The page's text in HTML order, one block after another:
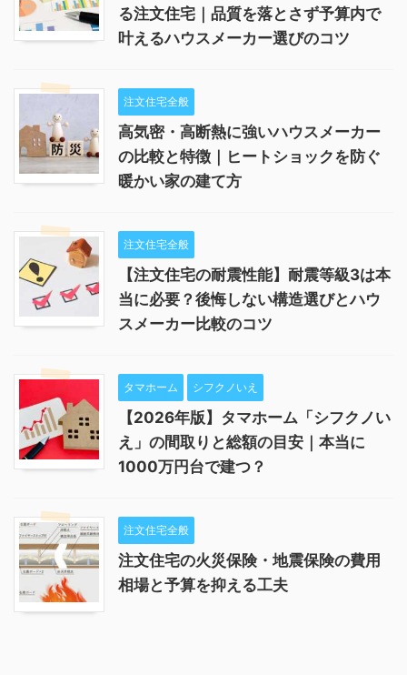
る注文住宅｜品質を落とさず予算内で
叶えるハウスメーカー選びのコツ
注文住宅全般
高気密・高断熱に強いハウスメーカー
の比較と特徴｜ヒートショックを防ぐ
暖かい家の建て方
注文住宅全般
【注文住宅の耐震性能】耐震等級3は本
当に必要？後悔しない構造選びとハウ
スメーカー比較のコツ
タマホーム シフクノいえ
【2026年版】タマホーム「シフクノい
え」の間取りと総額の目安｜本当に
1000万円台で建つ？
注文住宅全般
注文住宅の火災保険・地震保険の費用
相場と予算を抑える工夫